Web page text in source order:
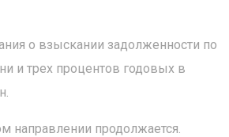
о взыскании задолженности по
и трех процентов годовых в
направлении продолжается.